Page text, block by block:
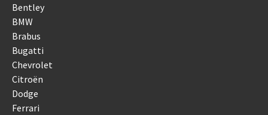
Bentley
BMW
Brabus
Bugatti
Chevrolet
Citroën
Dodge
Ferrari